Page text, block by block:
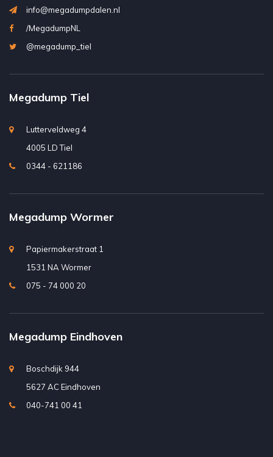
info@megadumpdalen.nl
/MegadumpNL
@megadump_tiel
Megadump Tiel
Lutterveldweg 4
4005 LD Tiel
0344 - 621186
Megadump Wormer
Papiermakerstraat 1
1531 NA Wormer
075 - 74 000 20
Megadump Eindhoven
Boschdijk 944
5627 AC Eindhoven
040-741 00 41